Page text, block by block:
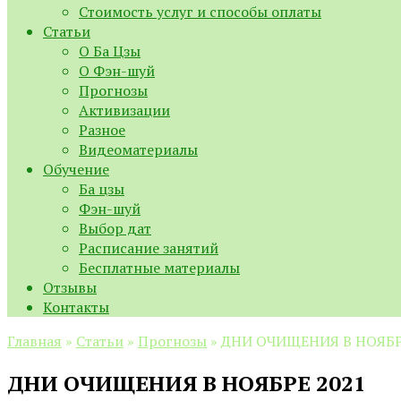
Стоимость услуг и способы оплаты
Статьи
О Ба Цзы
О Фэн-шуй
Прогнозы
Активизации
Разное
Видеоматериалы
Обучение
Ба цзы
Фэн-шуй
Выбор дат
Расписание занятий
Бесплатные материалы
Отзывы
Контакты
Главная » Статьи » Прогнозы » ДНИ ОЧИЩЕНИЯ В
ДНИ ОЧИЩЕНИЯ В НОЯБРЕ 2021